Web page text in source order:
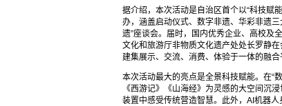
据介绍，本次活动是自治区首个以“科技赋
办，涵盖启动仪式、数字非遗、华彩非遗
遗”座谈会。届时，国内优秀企业、高校及
文化和旅游厅非物质文化遗产处处长罗静
建集展示、交流、消费、体验于一体的融
本次活动最大的亮点是全景科技赋能。在“
《西游记》《山海经》为灵感的大空间沉
装置中感受传统营造智慧。此外，AI机器